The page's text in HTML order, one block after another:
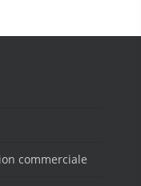
commerciale